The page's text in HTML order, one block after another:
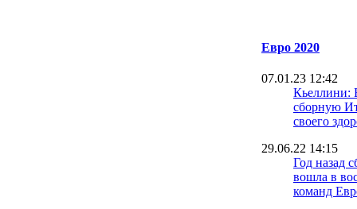
Евро 2020
07.01.23 12:42
Кьеллини:
сборную
своего
29.06.22 14:15
Год назад
вошла в
команд